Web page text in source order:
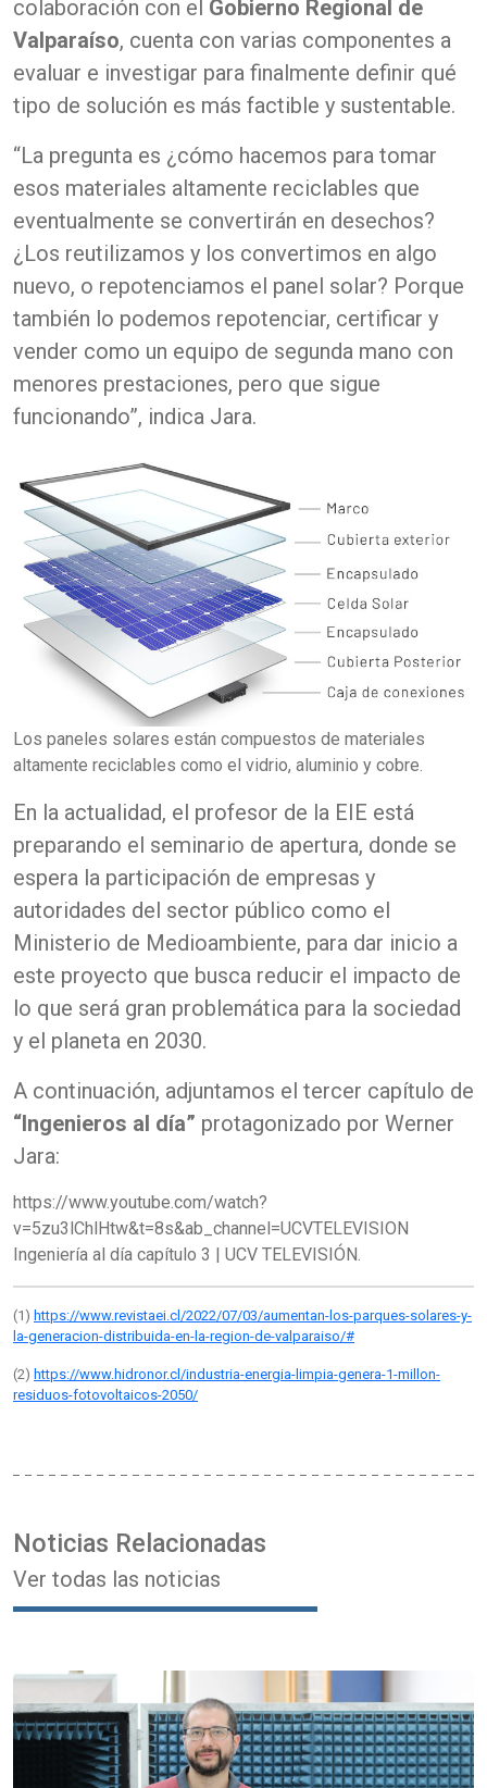
colaboración con el Gobierno Regional de
Valparaíso, cuenta con varias componentes a
evaluar e investigar para finalmente definir qué
tipo de solución es más factible y sustentable.
“La pregunta es ¿cómo hacemos para tomar
esos materiales altamente reciclables que
eventualmente se convertirán en desechos?
¿Los reutilizamos y los convertimos en algo
nuevo, o repotenciamos el panel solar? Porque
también lo podemos repotenciar, certificar y
vender como un equipo de segunda mano con
menores prestaciones, pero que sigue
funcionando”, indica Jara.
Los paneles solares están compuestos de materiales
altamente reciclables como el vidrio, aluminio y cobre.
En la actualidad, el profesor de la EIE está
preparando el seminario de apertura, donde se
espera la participación de empresas y
autoridades del sector público como el
Ministerio de Medioambiente, para dar inicio a
este proyecto que busca reducir el impacto de
lo que será gran problemática para la sociedad
y el planeta en 2030.
A continuación, adjuntamos el tercer capítulo de
“Ingenieros al día” protagonizado por Werner
Jara:
https://www.youtube.com/watch?
v=5zu3lChlHtw&t=8s&ab_channel=UCVTELEVISION
Ingeniería al día capítulo 3 | UCV TELEVISIÓN.
(1) https://www.revistaei.cl/2022/07/03/aumentan-los-parques-solares-y-
la-generacion-distribuida-en-la-region-de-valparaiso/#
(2) https://www.hidronor.cl/industria-energia-limpia-genera-1-millon-
residuos-fotovoltaicos-2050/
Noticias Relacionadas
Ver todas las noticias